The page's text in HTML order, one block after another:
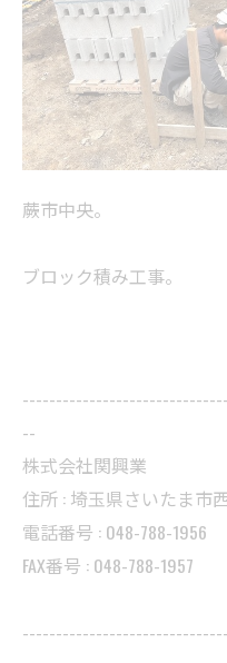
蕨市中央。
ブロック積み工事。
--
株式会社関興業
住所 : 埼玉県さいたま市
電話番号 : 048-788-1956
FAX番号 : 048-788-1957